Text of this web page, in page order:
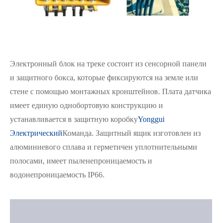
Электронный блок на треке состоит из сенсорной панели
и защитного бокса, которые фиксируются на земле или
стене с помощью монтажных кронштейнов. Плата датчика
имеет единую однобортовую конструкцию и
устанавливается в защитную коробкуYonggui
ЭлектрическийКоманда. Защитный ящик изготовлен из
алюминиевого сплава и герметичен уплотнительными
полосами, имеет пыленепроницаемость и
водонепроницаемость IP66.
在线咨询